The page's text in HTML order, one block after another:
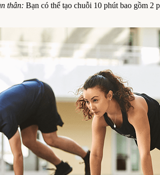
thân: Bạn có thể tạo chuỗi 10 phút bao gồm 2